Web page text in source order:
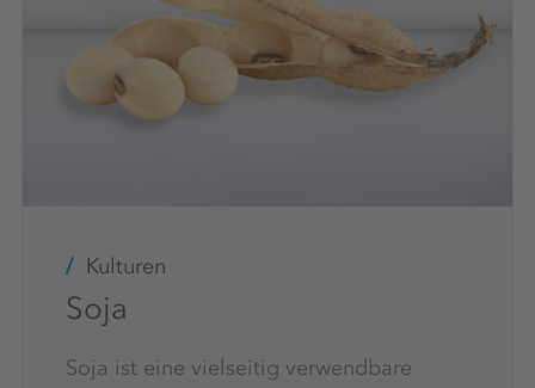
Kulturen
Soja
Soja ist eine vielseitig verwendbare